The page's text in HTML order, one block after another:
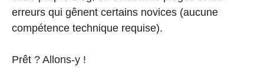
erreurs qui gênent certains novices (aucune
compétence technique requise).
Prêt ? Allons-y !